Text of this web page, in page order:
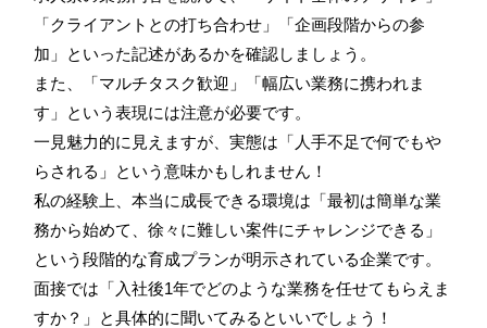
「クライアントとの打ち合わせ」「企画段階からの参
加」といった記述があるかを確認しましょう。
また、「マルチタスク歓迎」「幅広い業務に携われま
す」という表現には注意が必要です。
一見魅力的に見えますが、実態は「人手不足で何でもや
らされる」という意味かもしれません！
私の経験上、本当に成長できる環境は「最初は簡単な業
務から始めて、徐々に難しい案件にチャレンジできる」
という段階的な育成プランが明示されている企業です。
面接では「入社後1年でどのような業務を任せてもらえま
すか？」と具体的に聞いてみるといいでしょう！